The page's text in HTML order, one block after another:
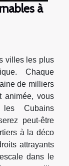
à
villes les plus
Chaque
de milliers
animée, vous
Cubains
peut-être
à la déco
attrayants
dans le